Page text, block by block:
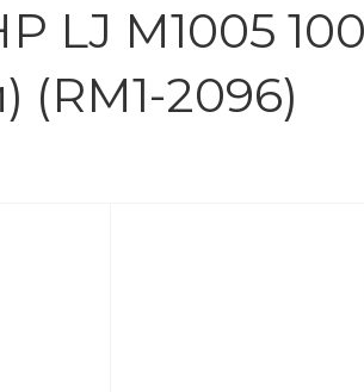
LJ M1005
(RM1-2096)